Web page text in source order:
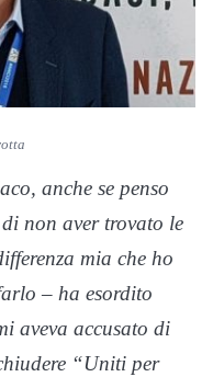
anche se penso
non aver trovato le
mia che ho
– ha esordito
aveva accusato di
“Uniti per